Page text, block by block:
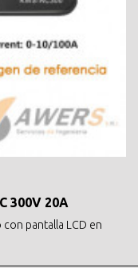
300V 20A
pantalla LCD en